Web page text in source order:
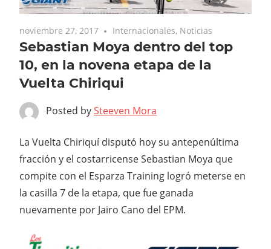
noviembre 27, 2017 Internacionales, Noticias
Sebastian Moya dentro del top
10, en la novena etapa de la
Vuelta Chiriqui
Posted bySteeven Mora
La Vuelta Chiriquí disputó hoy su antepenúltima
fracción y el costarricense Sebastian Moya que
compite con el Esparza Training logró meterse en
la casilla 7 de la etapa, que fue ganada
nuevamente por Jairo Cano del EPM.